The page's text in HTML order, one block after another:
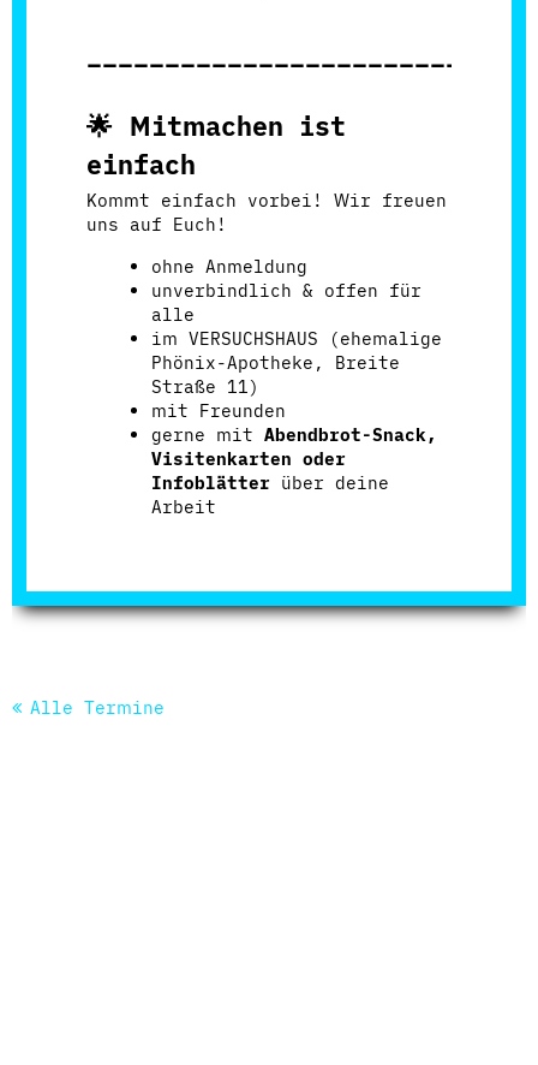
🌟 Mitmachen ist
einfach
Kommt einfach vorbei! Wir freuen
uns auf Euch!
ohne Anmeldung
unverbindlich & offen für
alle
im VERSUCHSHAUS (ehemalige
Phönix-Apotheke, Breite
Straße 11)
mit Freunden
gerne mitAbendbrot-Snack,
Visitenkarten oder
Infoblätter über deine
Arbeit
Alle Termine